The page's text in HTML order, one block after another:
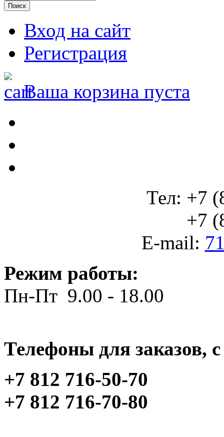
Вход на сайт
Регистрация
Ваша корзина пуста
Тел: +7
+7
E-mail:
Режим работы:
Пн-Пт 9.00 - 18.00
Телефоны для заказов,
+7 812 716-50-70
+7 812 716-70-80